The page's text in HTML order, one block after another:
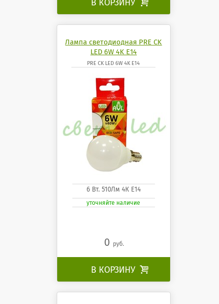
В КОРЗИНУ
Лампа светодиодная PRE CK
LED 6W 4K E14
PRE CK LED 6W 4K E14
6 Вт. 510Лм 4К Е14
уточняйте наличие
0 руб.
В КОРЗИНУ 